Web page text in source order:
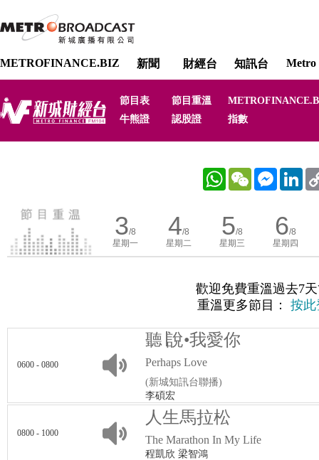
METROFINANCE.BIZ 新聞 財經台 知訊台 Metro
節目表 節目重溫
牛熊證
認股證 指數
WhatsAppWeChat Messenger
3/8
星期一
4/8
星期二
5/8
星期三
6/8
星期四
歡迎免費重溫過去7
重溫更多節目： 按此
0600 - 0800
聽∣說•我愛你
Perhaps Love
(新城知訊台聯播)
李碩宏
0800 - 1000
人生馬拉松
The Marathon In My Life
程凱欣 梁智鴻